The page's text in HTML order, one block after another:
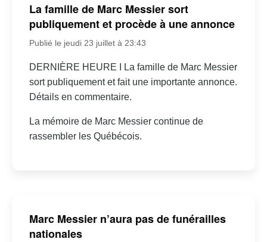
La famille de Marc Messier sort
publiquement et procède à une annonce
Publié le jeudi 23 juillet à 23:43
DERNIÈRE HEURE I La famille de Marc Messier
sort publiquement et fait une importante annonce.
Détails en commentaire.
La mémoire de Marc Messier continue de
rassembler les Québécois.
Marc Messier n’aura pas de funérailles
nationales